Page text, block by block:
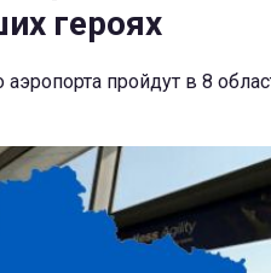
героях
пройдут в 8